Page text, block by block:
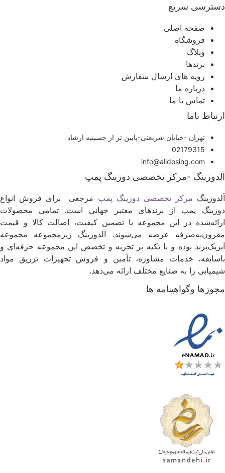
دسترسی سریع
صفحه اصلی
فروشگاه
وبلاگ
برندها
رویه های ارسال سفارش
درباره ما
تماس با ما
ارتباط باما
تهران -خیابان شریعتی-پایین تر از حسینیه ارشاد
02179315
info@alldosing.com
آلدوزینگ -مرکز تخصصی دوزینگ پمپ
مرکز تخصصی دوزینگ پمپ مرجعی برای فروش انواع
دوزینگ پمپ از برندهای معتبر جهانی است. تمامی محصولات
ارائه‌شده در این مجموعه با تضمین کیفیت، اصالت کالا و قیمت
مقرون‌به‌صرفه عرضه می‌شوند. آلدوزینگ زیرمجموعه مجموعه
آیریک‌برند بوده و با تکیه بر تجربه و تخصص این مجموعه حرفه‌ای و
باسابقه، خدمات مشاوره، تأمین و فروش تجهیزات تزریق مواد
شیمیایی را به صنایع مختلف ارائه می‌دهد.
مجوزها وگواهینامه ها